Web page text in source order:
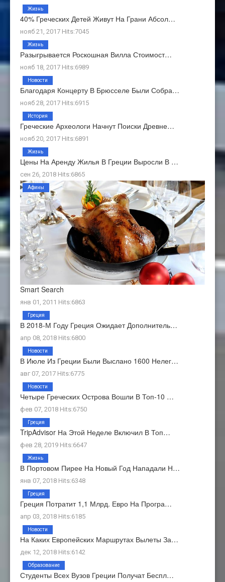
40% Греческих Детей Живут На Грани Абсол…
нояб 21, 2017 Hits:7045
Жизнь
Разыгрывается Роскошная Вилла Стоимост…
нояб 18, 2017 Hits:6989
Жизнь
Благодаря Концерту В Брюсселе Были Собра…
нояб 28, 2017 Hits:6915
Новости
Греческие Археологи Начнут Поиски Древне…
нояб 20, 2017 Hits:6891
История
Цены На Аренду Жилья В Греции Выросли В …
сен 26, 2018 Hits:6865
Жизнь
Smart Search
янв 01, 2011 Hits:6863
Афины
В 2018-М Году Греция Ожидает Дополнитель…
апр 08, 2018 Hits:6800
Греция
В Июле Из Греции Были Выслано 1600 Нелег…
авг 07, 2017 Hits:6775
Новости
Четыре Греческих Острова Вошли В Топ-10 …
фев 07, 2018 Hits:6750
Новости
TripAdvisor На Этой Неделе Включил В Топ…
фев 28, 2019 Hits:6647
Греция
В Портовом Пирее На Новый Год Нападали Н…
янв 07, 2018 Hits:6348
Жизнь
Греция Потратит 1,1 Млрд. Евро На Програ…
апр 03, 2018 Hits:6185
Греция
На Каких Европейских Маршрутах Вылеты За…
дек 12, 2018 Hits:6142
Новости
Студенты Всех Вузов Греции Получат Беспл…
Образование